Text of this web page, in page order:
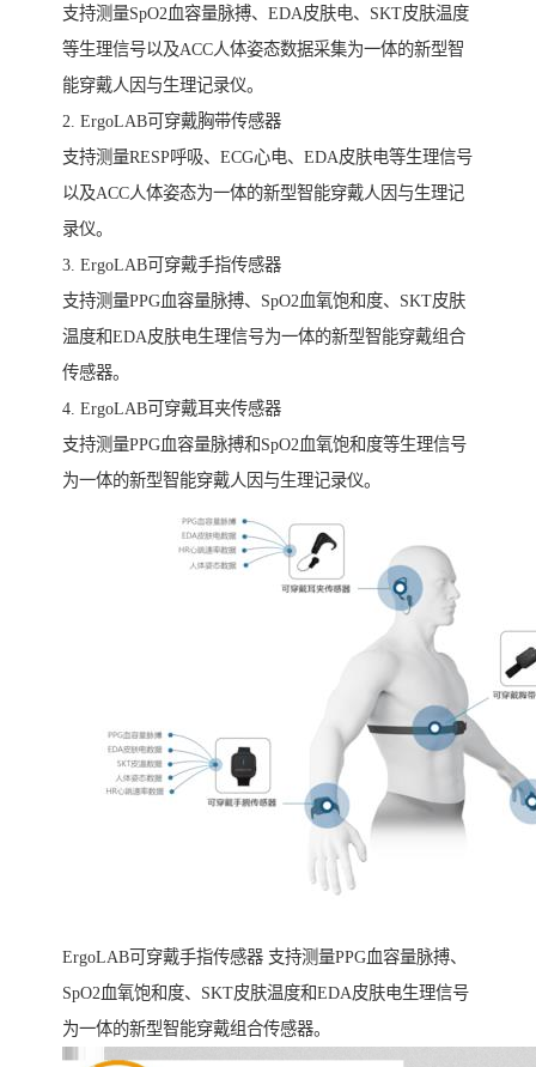
支持测量SpO2血容量脉搏、EDA皮肤电、SKT皮肤温度
等生理信号以及ACC人体姿态数据采集为一体的新型智
能穿戴人因与生理记录仪。
2. ErgoLAB可穿戴胸带传感器
支持测量RESP呼吸、ECG心电、EDA皮肤电等生理信号
以及ACC人体姿态为一体的新型智能穿戴人因与生理记
录仪。
3. ErgoLAB可穿戴手指传感器
支持测量PPG血容量脉搏、SpO2血氧饱和度、SKT皮肤
温度和EDA皮肤电生理信号为一体的新型智能穿戴组合
传感器。
4. ErgoLAB可穿戴耳夹传感器
支持测量PPG血容量脉搏和SpO2血氧饱和度等生理信号
为一体的新型智能穿戴人因与生理记录仪。
ErgoLAB可穿戴手指传感器 支持测量PPG血容量脉搏、
SpO2血氧饱和度、SKT皮肤温度和EDA皮肤电生理信号
为一体的新型智能穿戴组合传感器。